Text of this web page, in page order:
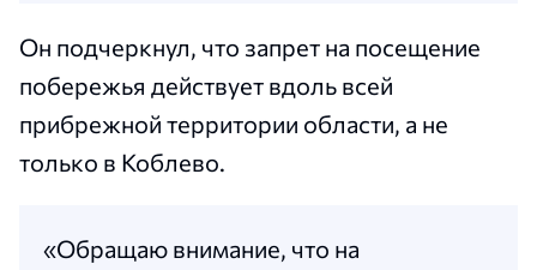
Он подчеркнул, что запрет на посещение
побережья действует вдоль всей
прибрежной территории области, а не
только в Коблево.
«Обращаю внимание, что на